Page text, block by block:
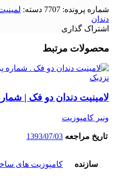
شماره پرونده: 7707 دسته:
دندان
اشتراک گذاری
محصولات مرتبط
نزدیک
لامینیت دندان دو فک | شماره
ونیر کامپوزیت
تاریخ مراجعه 1393/07/03
سازنده کامپوزیت های